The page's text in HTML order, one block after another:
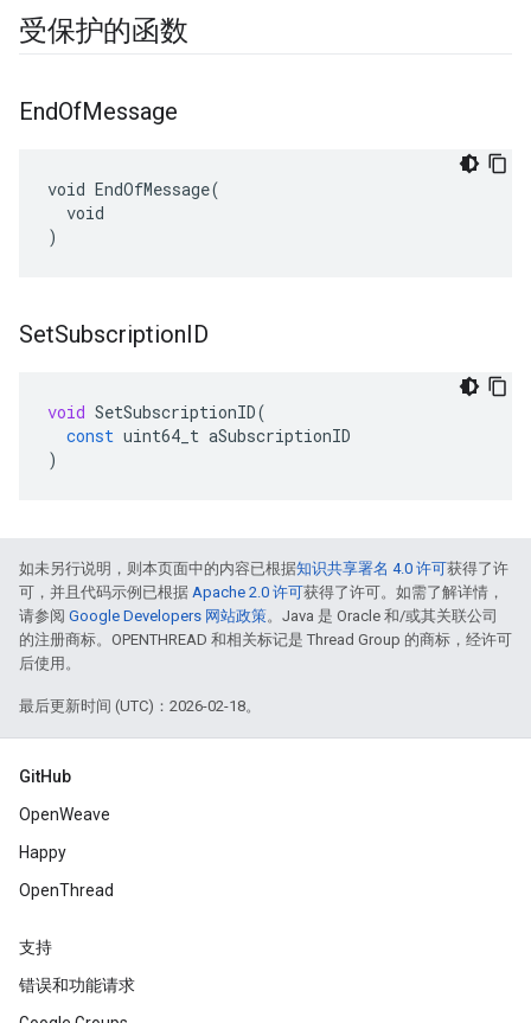
受保护的函数
EndOfMessage
void EndOfMessage(
  void
)
SetSubscriptionID
void SetSubscriptionID(
const uint64_t aSubscriptionID
)
如未另行说明，则本页面中的内容已根据知识共享署名 4.0 许可获得了许
可，并且代码示例已根据 Apache 2.0 许可获得了许可。如需了解详情，
请参阅 Google Developers 网站政策。Java 是 Oracle 和/或其关联公司
的注册商标。OPENTHREAD 和相关标记是 Thread Group 的商标，经许可
后使用。
最后更新时间 (UTC)：2026-02-18。
GitHub
OpenWeave
Happy
OpenThread
支持
错误和功能请求